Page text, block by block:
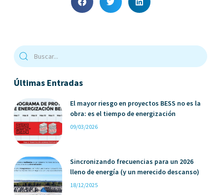
Últimas Entradas
El mayor riesgo en proyectos BESS no es la
obra: es el tiempo de energización
09/03/2026
Sincronizando frecuencias para un 2026
lleno de energía (y un merecido descanso)
18/12/2025